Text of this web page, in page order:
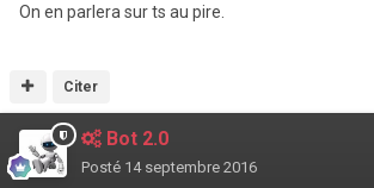
On en parlera sur ts au pire.
Citer
Bot 2.0
Posté 14 septembre 2016